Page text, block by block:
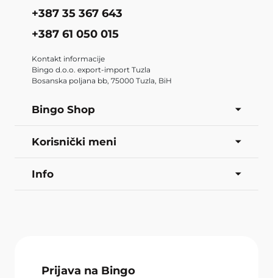
+387 35 367 643
+387 61 050 015
Kontakt informacije
Bingo d.o.o. export-import Tuzla
Bosanska poljana bb, 75000 Tuzla, BiH
Bingo Shop
Korisnički meni
Info
Prijava na Bingo